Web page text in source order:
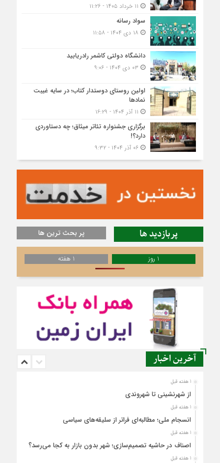
سواد رسانه
دانشگاه دولتی کاشمر‌ رادریابید
اولین روستای دوستدار کتاب؛ در سایه غیبت
نمادها
برگزاری جشنواره تئاتر میثاق؛ چه دستاوردی
دارد؟!
۰۶ آذر ۱۴۰۴ - ۹:۳۲
پربازدید ها پر بحث ترین ها
1 روز 1 هفته
آخرین اخبار
1 هفته قبل
از شهرنشینی تا شهروندی
1 هفته قبل
انسجام ملی؛ مطالبه‌ای فراتر از سلیقه‌های سیاسی
1 هفته قبل
اصناف در حاشیه تصمیم‌سازی؛ شهر بدون بازار به کجا می‌رسد؟
1 هفته قبل